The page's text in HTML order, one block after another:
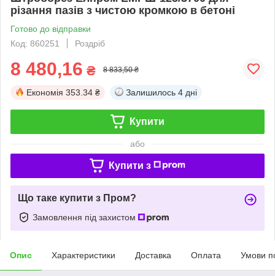
різання пазів з чистою кромкою в бетоні
Готово до відправки
Код: 860251
Роздріб
8 480,16 ₴ 8 833,50 ₴
Економія 353.34 ₴ Залишилось 4 дні
Купити
або
Купити з
Що таке купити з Пром?
Замовлення під захистом
Опис Характеристики Доставка Оплата Умови